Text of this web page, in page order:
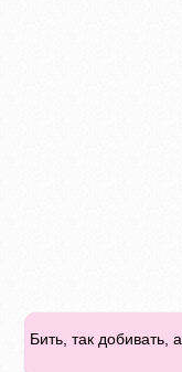
Бить, так добивать,